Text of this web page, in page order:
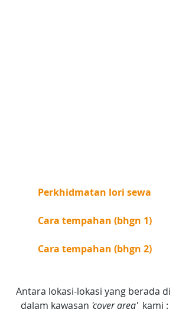
Perkhidmatan lori sewa
Cara tempahan (bhgn 1)
Cara tempahan (bhgn 2)
Antara lokasi-lokasi yang berada di
dalam kawasan 'cover area' kami :